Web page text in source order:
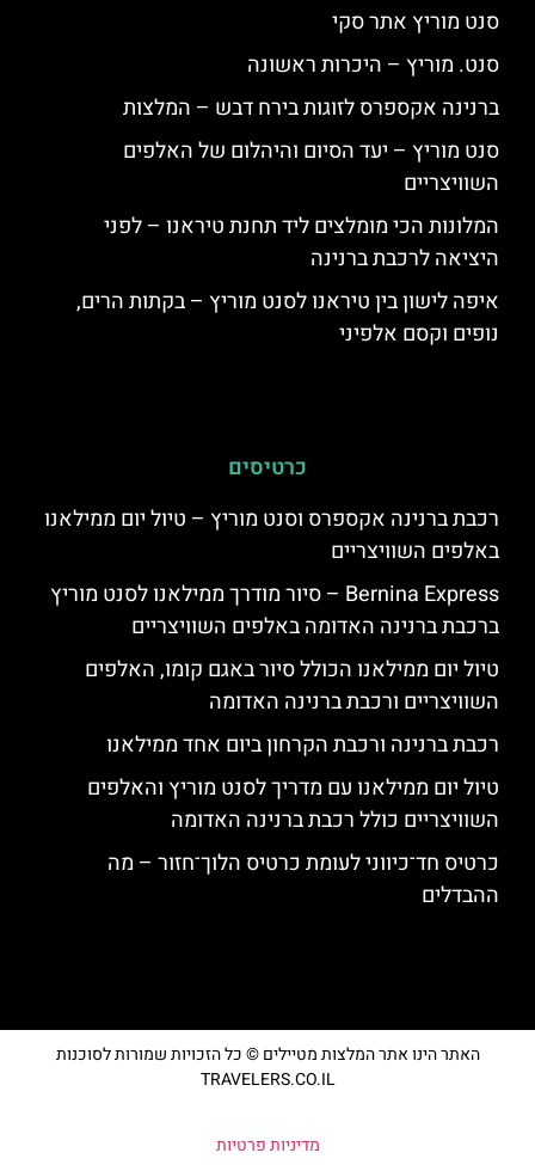
סנט מוריץ אתר סקי
סנט. מוריץ – היכרות ראשונה
ברנינה אקספרס לזוגות בירח דבש – המלצות
סנט מוריץ – יעד הסיום והיהלום של האלפים
השוויצריים
המלונות הכי מומלצים ליד תחנת טיראנו – לפני
היציאה לרכבת ברנינה
איפה לישון בין טיראנו לסנט מוריץ – בקתות הרים,
נופים וקסם אלפיני
כרטיסים
רכבת ברנינה אקספרס וסנט מוריץ – טיול יום ממילאנו
באלפים השוויצריים
Bernina Express – סיור מודרך ממילאנו לסנט מוריץ
ברכבת ברנינה האדומה באלפים השוויצריים
טיול יום ממילאנו הכולל סיור באגם קומו, האלפים
השוויצריים ורכבת ברנינה האדומה
רכבת ברנינה ורכבת הקרחון ביום אחד ממילאנו
טיול יום ממילאנו עם מדריך לסנט מוריץ והאלפים
השוויצריים כולל רכבת ברנינה האדומה
כרטיס חד־כיווני לעומת כרטיס הלוך־חזור – מה
ההבדלים
האתר הינו אתר המלצות מטיילים © כל הזכויות שמורות לסוכנות
TRAVELERS.CO.IL
מדיניות פרטיות